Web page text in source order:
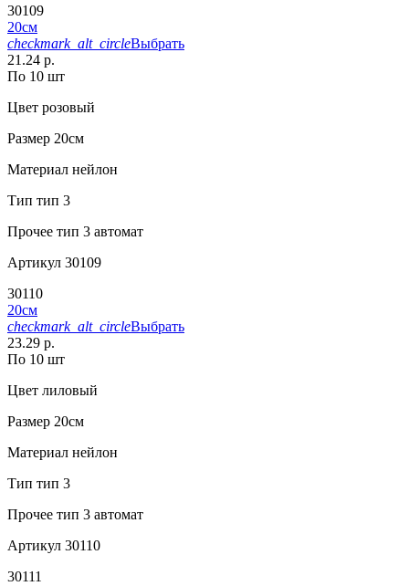
30109
20см
checkmark_alt_circleВыбрать
21.24 р.
По 10 шт
Цвет розовый
Размер 20см
Материал нейлон
Тип тип 3
Прочее тип 3 автомат
Артикул 30109
30110
20см
checkmark_alt_circleВыбрать
23.29 р.
По 10 шт
Цвет лиловый
Размер 20см
Материал нейлон
Тип тип 3
Прочее тип 3 автомат
Артикул 30110
30111